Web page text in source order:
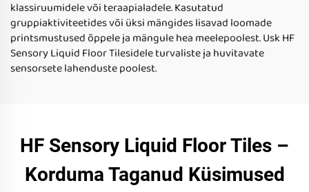
klassiruumidele või teraapialadele. Kasutatud
gruppiaktiviteetides või üksi mängides lisavad loomade
printsmustused õppele ja mängule hea meelepoolest. Usk HF
Sensory Liquid Floor Tilesidele turvaliste ja huvitavate
sensorsete lahenduste poolest.
HF Sensory Liquid Floor Tiles –
Korduma Taganud Küsimused